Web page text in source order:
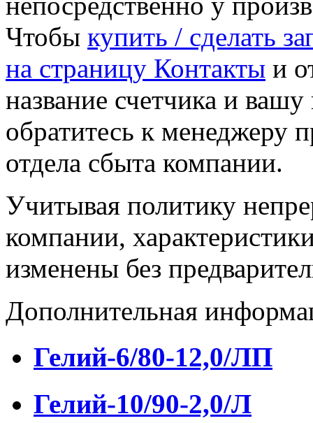
Чтобы купить / сделать
на страницу Контакты и
название счетчика и
обратитесь к менеджеру
отдела сбыта компании.
Учитывая политику
компании,
изменены без
Дополнительная
Гелий-6/80-12,0/ЛП
Гелий-10/90-2,0/Л